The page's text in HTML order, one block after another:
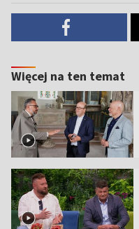
Więcej na ten temat